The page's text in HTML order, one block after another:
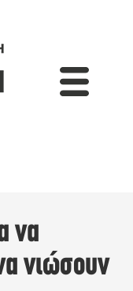
να
νιώσουν